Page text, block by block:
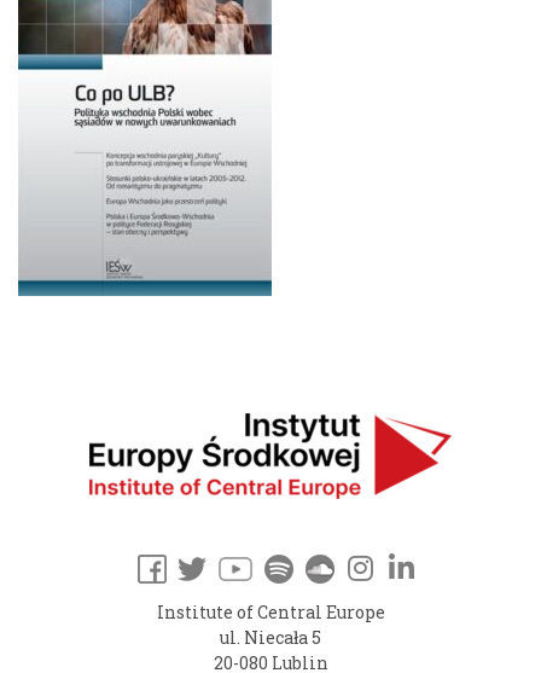
Institute of Central Europe
ul. Niecała 5
20-080 Lublin